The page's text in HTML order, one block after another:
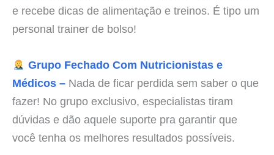
e recebe dicas de alimentação e treinos. É tipo um
personal trainer de bolso!
Grupo Fechado Com Nutricionistas e
Médicos – Nada de ficar perdida sem saber o que
fazer! No grupo exclusivo, especialistas tiram
dúvidas e dão aquele suporte pra garantir que
você tenha os melhores resultados possíveis.